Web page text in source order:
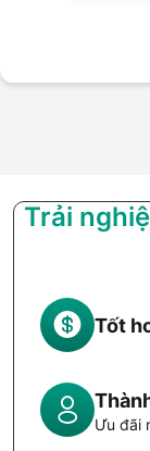
Trải
Tốt
Ưu đãi